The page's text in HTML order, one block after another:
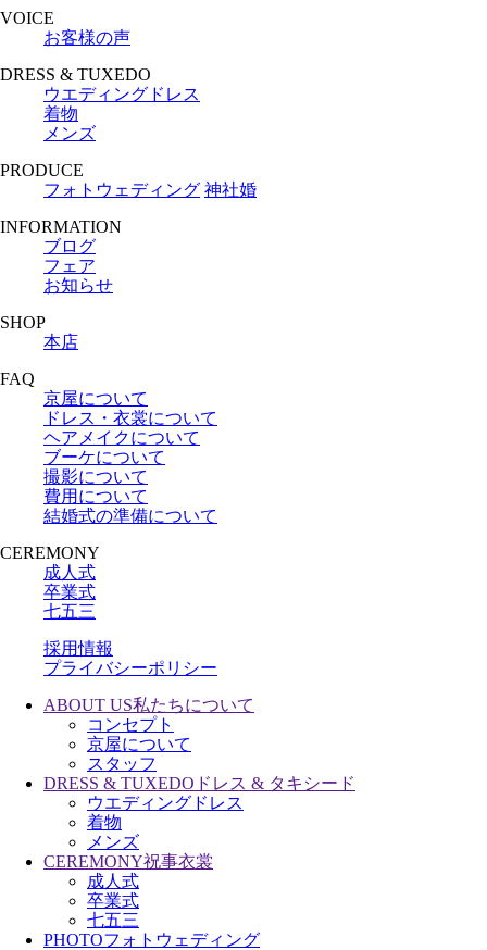
VOICE
お客様の声
DRESS & TUXEDO
ウエディングドレス
着物
メンズ
PRODUCE
フォトウェディング 神社婚
INFORMATION
ブログ
フェア
お知らせ
SHOP
本店
FAQ
京屋について
ドレス・衣裳について
ヘアメイクについて
ブーケについて
撮影について
費用について
結婚式の準備について
CEREMONY
成人式
卒業式
七五三
採用情報
プライバシーポリシー
ABOUT US私たちについて
コンセプト
京屋について
スタッフ
DRESS & TUXEDO ドレス & タキシード
ウエディングドレス
着物
メンズ
CEREMONY祝事衣裳
成人式
卒業式
七五三
PHOTOフォトウェディング